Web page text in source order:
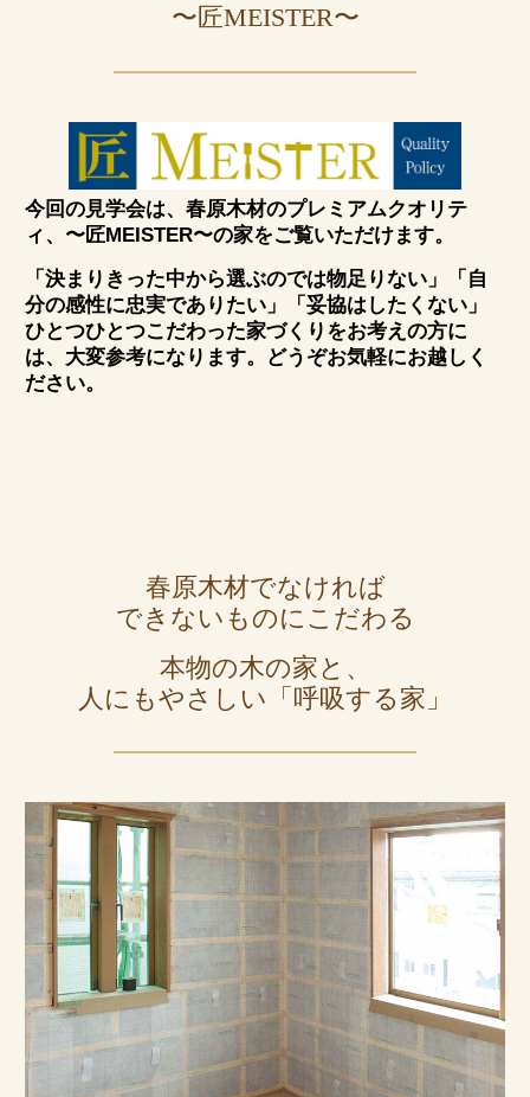
〜匠MEISTER〜
今回の見学会は、春原木材のプレミアムクオリテ
ィ、〜匠MEISTER〜の家をご覧いただけます。
「決まりきった中から選ぶのでは物足りない」「自
分の感性に忠実でありたい」「妥協はしたくない」
ひとつひとつこだわった家づくりをお考えの方に
は、大変参考になります。どうぞお気軽にお越しく
ださい。
春原木材でなければ
できないものにこだわる
本物の木の家と、
人にもやさしい「呼吸する家」